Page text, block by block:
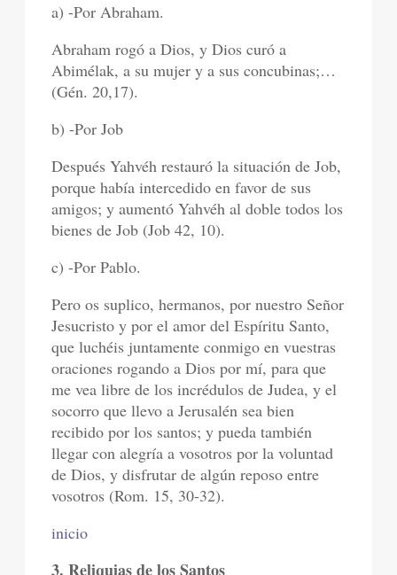
a) -Por Abraham.
Abraham rogó a Dios, y Dios curó a
Abimélak, a su mujer y a sus concubinas;…
(Gén. 20,17).
b) -Por Job
Después Yahvéh restauró la situación de Job,
porque había intercedido en favor de sus
amigos; y aumentó Yahvéh al doble todos los
bienes de Job (Job 42, 10).
c) -Por Pablo.
Pero os suplico, hermanos, por nuestro Señor
Jesucristo y por el amor del Espíritu Santo,
que luchéis juntamente conmigo en vuestras
oraciones rogando a Dios por mí, para que
me vea libre de los incrédulos de Judea, y el
socorro que llevo a Jerusalén sea bien
recibido por los santos; y pueda también
llegar con alegría a vosotros por la voluntad
de Dios, y disfrutar de algún reposo entre
vosotros (Rom. 15, 30-32).
inicio
3. Reliquias de los Santos